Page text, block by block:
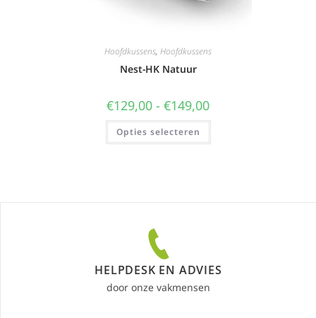
Hoofdkussens, Hoofdkussens
Nest-HK Natuur
€129,00 - €149,00
Opties selecteren
HELPDESK EN ADVIES
door onze vakmensen